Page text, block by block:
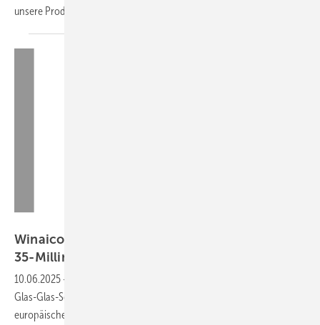
unsere Produkte der
Winaico: Glas-Glas-Modul mit
35-Millimeter-Rahmen
10.06.2025 -
Glas-Glas-Serie ein leistungsstarkes und robustes Solarmodul auf den
europäischen Markt. Die neue Serie umfasst ein 460 Watt Solarmodul